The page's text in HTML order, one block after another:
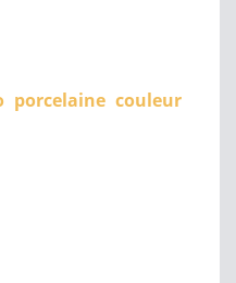
porcelaine couleur